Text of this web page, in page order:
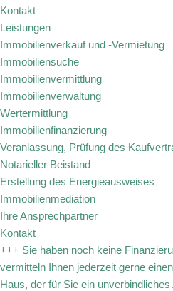
Kontakt
Leistungen
Immobilienverkauf und -Vermietung
Immobiliensuche
Immobilienvermittlung
Immobilienverwaltung
Wertermittlung
Immobilienfinanzierung
Veranlassung, Prüfung des
Notarieller Beistand
Erstellung des Energieausweises
Immobilienmediation
Ihre Ansprechpartner
Kontakt
+++ Sie haben noch keine
vermitteln Ihnen jederzeit gerne
Haus, der für Sie ein